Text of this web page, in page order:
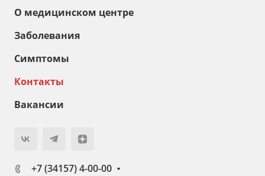
О медицинском центре
Заболевания
Симптомы
Контакты
Вакансии
+7 (34157) 4-00-00